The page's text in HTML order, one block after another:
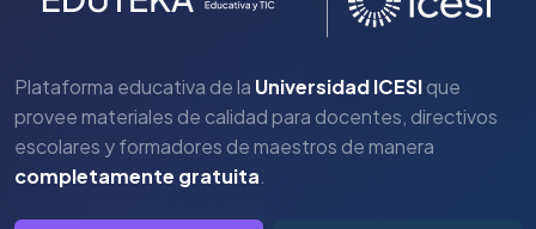
Plataforma educativa de la Universidad ICESIque
provee materiales de calidad para docentes, directivos
escolares y formadores de maestros de manera
completamente gratuita.